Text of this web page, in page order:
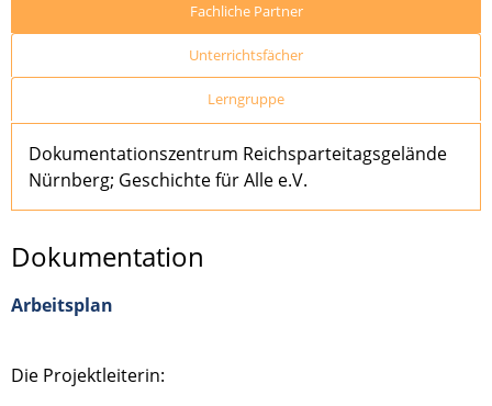
Fachliche Partner
Unterrichtsfächer
Lerngruppe
Dokumentationszentrum Reichsparteitagsgelände
Nürnberg; Geschichte für Alle e.V.
Dokumentation
Arbeitsplan
Die Projekt­lei­te­rin: